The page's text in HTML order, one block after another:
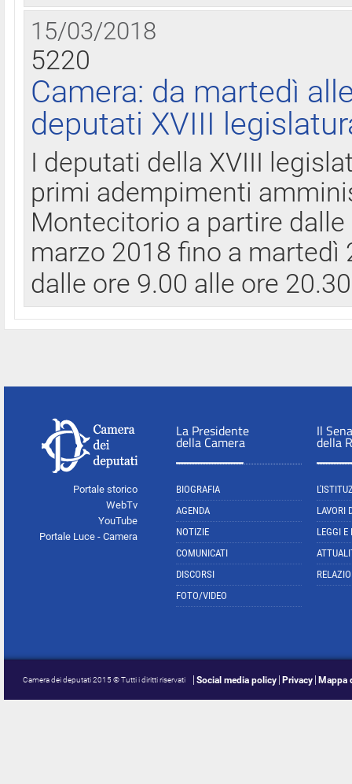
15/03/2018
5220
Camera: da martedì
deputati XVIII
I deputati della XVIII
primi adempimenti
Montecitorio a partire
marzo 2018 fino a
dalle ore 9.00 alle ore
Portale storico
WebTv
YouTube
Portale Luce - Camera
La Presidente
della Camera
BIOGRAFIA
AGENDA
NOTIZIE
COMUNICATI
DISCORSI
FOTO/VIDEO
Il
della
LAVORI
LEGGI E
Camera dei deputati 2015 © Tutti i diritti riservati Social media policy Privacy Mappa